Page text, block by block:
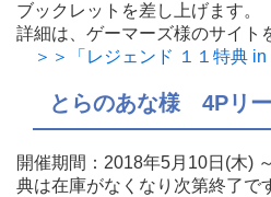
ブックレットを差し上げます。
詳細は、ゲーマーズ様のサイト
＞＞「レジェンド １１特典 in
とらのあな様 4Pリ
開催期間：2018年5月10日(木
典は在庫がなくなり次第終了で